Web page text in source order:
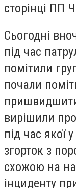
сторінці ПП
Сьогодні
під час
помітили
почали
вирішили
під час якої
згорток з
схожою на
інциденту